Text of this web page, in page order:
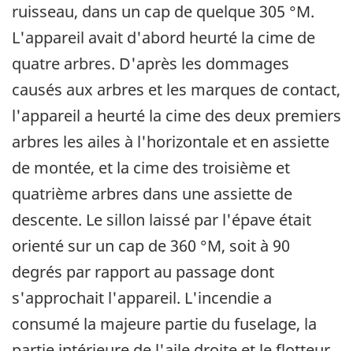
ruisseau, dans un cap de quelque 305 °M.
L'appareil avait d'abord heurté la cime de
quatre arbres. D'après les dommages
causés aux arbres et les marques de contact,
l'appareil a heurté la cime des deux premiers
arbres les ailes à l'horizontale et en assiette
de montée, et la cime des troisième et
quatrième arbres dans une assiette de
descente. Le sillon laissé par l'épave était
orienté sur un cap de 360 °M, soit à 90
degrés par rapport au passage dont
s'approchait l'appareil. L'incendie a
consumé la majeure partie du fuselage, la